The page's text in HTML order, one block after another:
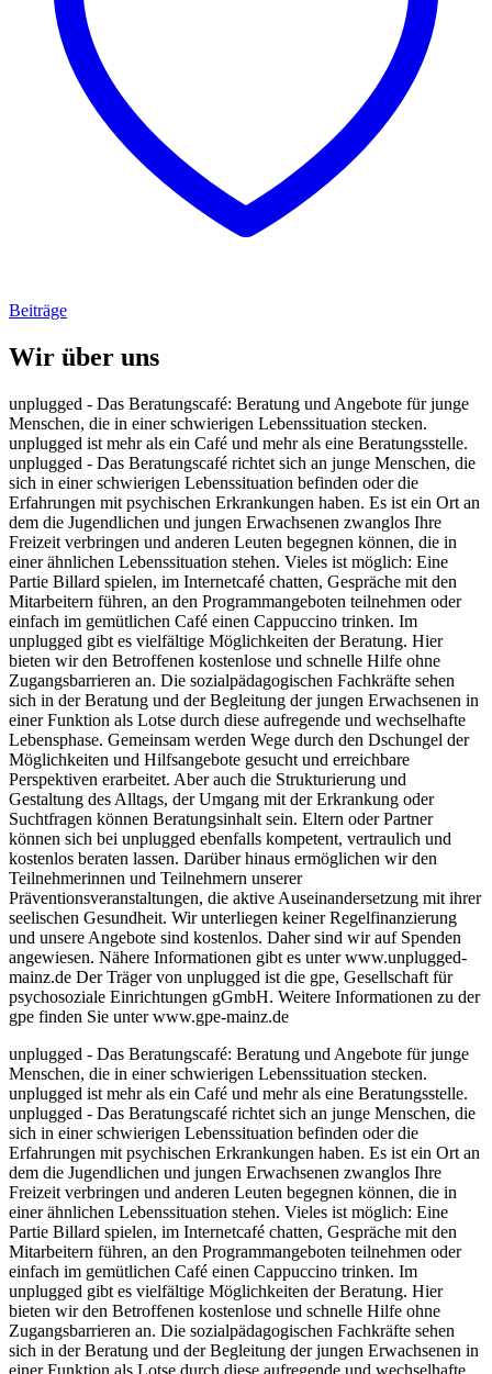
Beiträge
Wir über uns
unplugged - Das Beratungscafé: Beratung und Angebote für junge
Menschen, die in einer schwierigen Lebenssituation stecken.
unplugged ist mehr als ein Café und mehr als eine Beratungsstelle.
unplugged - Das Beratungscafé richtet sich an junge Menschen, die
sich in einer schwierigen Lebenssituation befinden oder die
Erfahrungen mit psychischen Erkrankungen haben. Es ist ein Ort an
dem die Jugendlichen und jungen Erwachsenen zwanglos Ihre
Freizeit verbringen und anderen Leuten begegnen können, die in
einer ähnlichen Lebenssituation stehen. Vieles ist möglich: Eine
Partie Billard spielen, im Internetcafé chatten, Gespräche mit den
Mitarbeitern führen, an den Programmangeboten teilnehmen oder
einfach im gemütlichen Café einen Cappuccino trinken. Im
unplugged gibt es vielfältige Möglichkeiten der Beratung. Hier
bieten wir den Betroffenen kostenlose und schnelle Hilfe ohne
Zugangsbarrieren an. Die sozialpädagogischen Fachkräfte sehen
sich in der Beratung und der Begleitung der jungen Erwachsenen in
einer Funktion als Lotse durch diese aufregende und wechselhafte
Lebensphase. Gemeinsam werden Wege durch den Dschungel der
Möglichkeiten und Hilfsangebote gesucht und erreichbare
Perspektiven erarbeitet. Aber auch die Strukturierung und
Gestaltung des Alltags, der Umgang mit der Erkrankung oder
Suchtfragen können Beratungsinhalt sein. Eltern oder Partner
können sich bei unplugged ebenfalls kompetent, vertraulich und
kostenlos beraten lassen. Darüber hinaus ermöglichen wir den
Teilnehmerinnen und Teilnehmern unserer
Präventionsveranstaltungen, die aktive Auseinandersetzung mit ihrer
seelischen Gesundheit. Wir unterliegen keiner Regelfinanzierung
und unsere Angebote sind kostenlos. Daher sind wir auf Spenden
angewiesen. Nähere Informationen gibt es unter www.unplugged-
mainz.de Der Träger von unplugged ist die gpe, Gesellschaft für
psychosoziale Einrichtungen gGmbH. Weitere Informationen zu der
gpe finden Sie unter www.gpe-mainz.de
unplugged - Das Beratungscafé: Beratung und Angebote für junge
Menschen, die in einer schwierigen Lebenssituation stecken.
unplugged ist mehr als ein Café und mehr als eine Beratungsstelle.
unplugged - Das Beratungscafé richtet sich an junge Menschen, die
sich in einer schwierigen Lebenssituation befinden oder die
Erfahrungen mit psychischen Erkrankungen haben. Es ist ein Ort an
dem die Jugendlichen und jungen Erwachsenen zwanglos Ihre
Freizeit verbringen und anderen Leuten begegnen können, die in
einer ähnlichen Lebenssituation stehen. Vieles ist möglich: Eine
Partie Billard spielen, im Internetcafé chatten, Gespräche mit den
Mitarbeitern führen, an den Programmangeboten teilnehmen oder
einfach im gemütlichen Café einen Cappuccino trinken. Im
unplugged gibt es vielfältige Möglichkeiten der Beratung. Hier
bieten wir den Betroffenen kostenlose und schnelle Hilfe ohne
Zugangsbarrieren an. Die sozialpädagogischen Fachkräfte sehen
sich in der Beratung und der Begleitung der jungen Erwachsenen in
einer Funktion als Lotse durch diese aufregende und wechselhafte